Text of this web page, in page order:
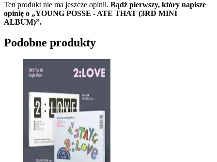
Ten produkt nie ma jeszcze opinii. Bądź pierwszy, który napisze
opinię o „YOUNG POSSE - ATE THAT (3RD MINI
ALBUM)”.
Podobne produkty